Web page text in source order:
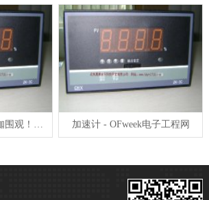
加速计 - OFweek电子工程网